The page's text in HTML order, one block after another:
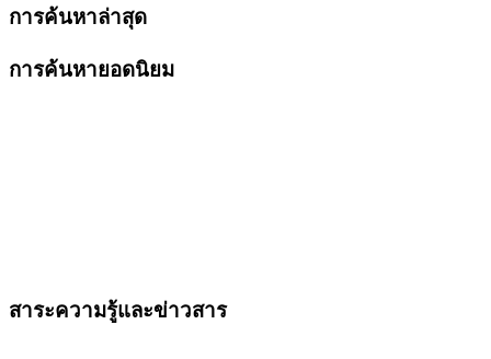
การค้นหาล่าสุด
การค้นหายอดนิยม
สาระความรู้และข่าวสาร